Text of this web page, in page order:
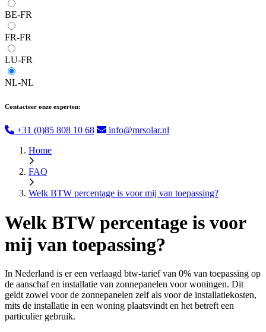
BE-FR
FR-FR
LU-FR
NL-NL
Contacteer onze experten:
+31 (0)85 808 10 68
info@mrsolar.nl
Home
FAQ
Welk BTW percentage is voor mij van toepassing?
Welk BTW percentage is voor
mij van toepassing?
In Nederland is er een verlaagd btw-tarief van 0% van toepassing op
de aanschaf en installatie van zonnepanelen voor woningen. Dit
geldt zowel voor de zonnepanelen zelf als voor de installatiekosten,
mits de installatie in een woning plaatsvindt en het betreft een
particulier gebruik.